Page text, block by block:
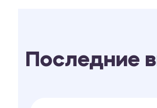
Последние